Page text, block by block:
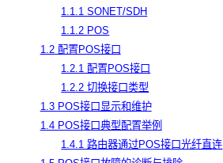
1.1.1 SONET/SDH
1.1.2 POS
1.2 配置POS接口
1.2.1 配置POS接口
1.2.2 切换接口类型
1.3 POS接口显示和维护
1.4 POS接口典型配置举例
1.4.1 路由器通过POS接口光纤直连